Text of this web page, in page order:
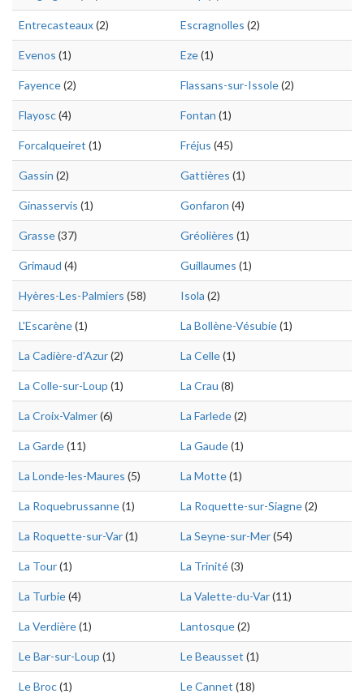
Entrecasteaux(2) Escragnolles (2)
Evenos (1) Eze(1)
Fayence(2) Flassans-sur-Issole(2)
Flayosc(4) Fontan (1)
Forcalqueiret (1) Fréjus (45)
Gassin (2) Gattières (1)
Ginasservis (1) Gonfaron (4)
Grasse(37) Gréolières (1)
Grimaud (4) Guillaumes (1)
Hyères-Les-Palmiers (58) Isola (2)
L'Escarène(1) La Bollène-Vésubie(1)
La Cadière-d'Azur(2) La Celle(1)
La Colle-sur-Loup (1) La Crau (8)
La Croix-Valmer(6) La Farlede(2)
La Garde(11) La Gaude(1)
La Londe-les-Maures (5) La Motte(1)
La Roquebrussanne(1) La Roquette-sur-Siagne(2)
La Roquette-sur-Var(1) La Seyne-sur-Mer(54)
La Tour(1) La Trinité(3)
La Turbie(4) La Valette-du-Var(11)
La Verdière(1) Lantosque(2)
Le Bar-sur-Loup (1) Le Beausset (1)
Le Broc(1) Le Cannet (18)